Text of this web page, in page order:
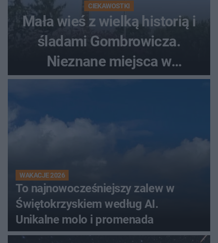
CIEKAWOSTKI
Mała wieś z wielką historią i
śladami Gombrowicza.
Nieznane miejsca w
Świętokrzyskiem
WAKACJE 2026
To najnowocześniejszy zalew w
Świętokrzyskiem według AI.
Unikalne molo i promenada